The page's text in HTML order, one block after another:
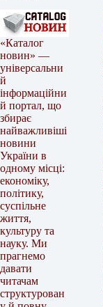
«Каталог
новин» —
універсальни
й
інформаційни
й портал, що
збирає
найважливіші
новини
України в
одному місці:
економіку,
політику,
суспільне
життя,
культуру та
науку. Ми
прагнемо
давати
читачам
структурован